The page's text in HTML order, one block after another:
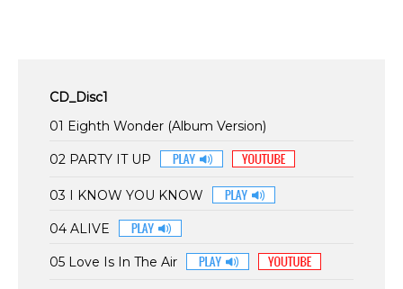
CD_Disc1
01 Eighth Wonder (Album Version)
02 PARTY IT UP
03 I KNOW YOU KNOW
04 ALIVE
05 Love Is In The Air